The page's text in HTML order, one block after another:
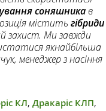
соняшникав
містить гібриди
захист. Ми завжди
якнайбільша
менеджер з насіння
КЛ, Дракаріс КЛП,